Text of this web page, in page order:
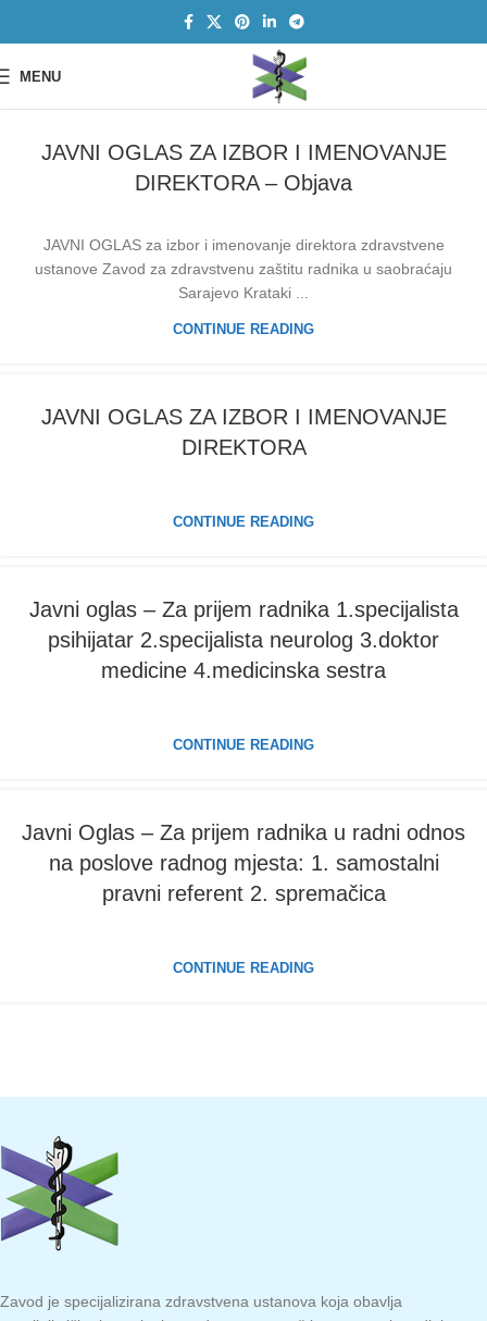
MENU
JAVNI OGLAS ZA IZBOR I IMENOVANJE
DIREKTORA – Objava
JAVNI OGLAS za izbor i imenovanje direktora zdravstvene
ustanove Zavod za zdravstvenu zaštitu radnika u saobraćaju
Sarajevo Krataki ...
CONTINUE READING
JAVNI OGLAS ZA IZBOR I IMENOVANJE
DIREKTORA
CONTINUE READING
Javni oglas – Za prijem radnika 1.specijalista
psihijatar 2.specijalista neurolog 3.doktor
medicine 4.medicinska sestra
CONTINUE READING
Javni Oglas – Za prijem radnika u radni odnos
na poslove radnog mjesta: 1. samostalni
pravni referent 2. spremačica
CONTINUE READING
Zavod je specijalizirana zdravstvena ustanova koja obavlja